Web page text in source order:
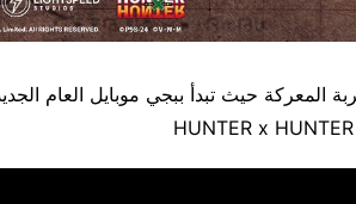
المعركة حيث تبدأ ببجي موبايل العام